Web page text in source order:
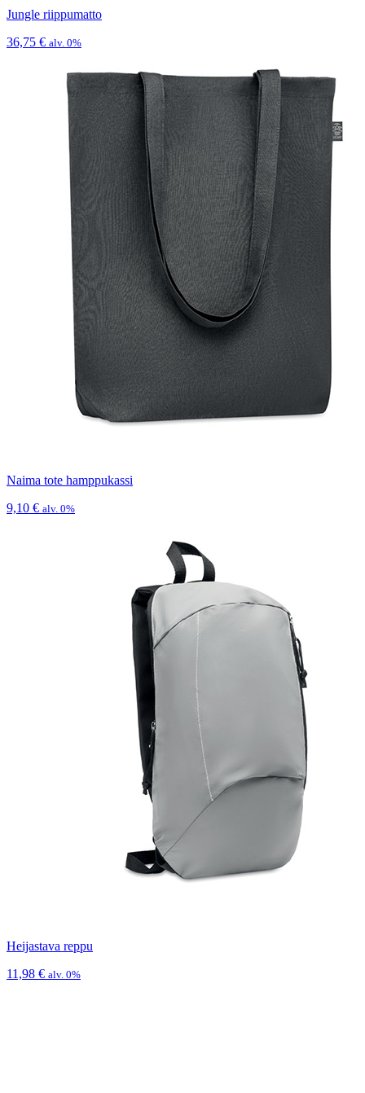
Jungle riippumatto
36,75 € alv. 0%
Naima tote hamppukassi
9,10 € alv. 0%
Heijastava reppu
11,98 € alv. 0%